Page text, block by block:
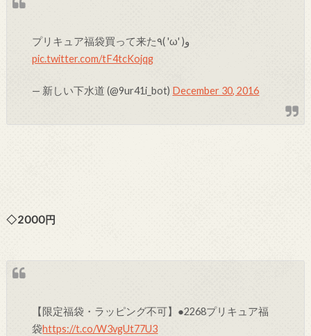
プリキュア福袋買って来た٩( 'ω' )و
pic.twitter.com/tF4tcKojqg
— 新しい下水道 (@9ur41i_bot) December 30, 2016
◇2000円
【限定福袋・ラッピング不可】●2268プリキュア福
袋https://t.co/W3vgUt77U3